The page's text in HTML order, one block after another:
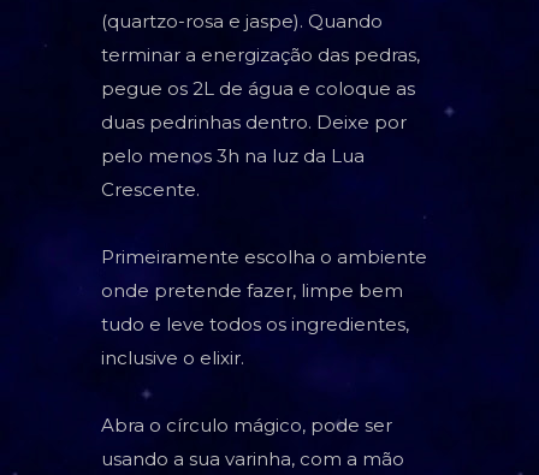
(quartzo-rosa e jaspe). Quando
terminar a energização das pedras,
pegue os 2L de água e coloque as
duas pedrinhas dentro. Deixe por
pelo menos 3h na luz da Lua
Crescente.
Primeiramente escolha o ambiente
onde pretende fazer, limpe bem
tudo e leve todos os ingredientes,
inclusive o elixir.
Abra o círculo mágico, pode ser
usando a sua varinha, com a mão